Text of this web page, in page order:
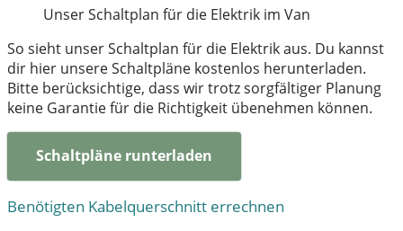
Unser Schaltplan für die Elektrik im Van
So sieht unser Schaltplan für die Elektrik aus. Du kannst
dir hier unsere Schaltpläne kostenlos herunterladen.
Bitte berücksichtige, dass wir trotz sorgfältiger Planung
keine Garantie für die Richtigkeit übenehmen können.
Schaltpläne runterladen
Benötigten Kabelquerschnitt errechnen